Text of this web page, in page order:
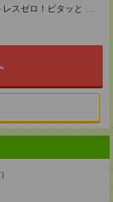
スゼロ！ピタッと ...